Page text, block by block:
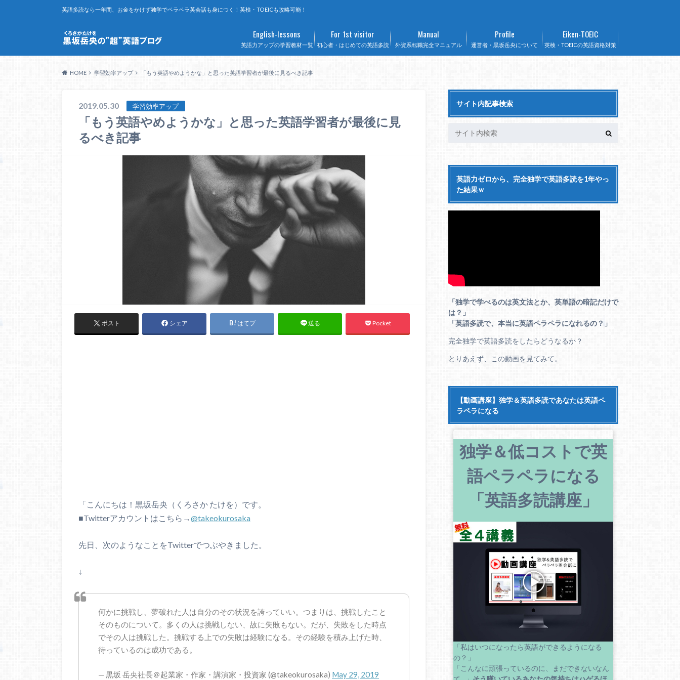
英語多読なら一年間、お金をかけず独学でペラペラ英会話も身につく！英検・TOEICも攻略可能！
英語力アップの学習教材一覧
English-lessons
初心者・はじめての英語多読
For 1st visitor
外資系転職完全マニュアル
Manual
運営者・黒坂岳央について
Profile
英検・TOEICの英語資格対策
Eiken-TOEIC
HOME 学習効率アップ 「もう英語やめようかな」と思った英語学習者が最後に見るべき記事
2019.05.30 学習効率アップ
「もう英語やめようかな」と思った英語学習者が最後に見
るべき記事
ポスト シェア はてブ 送る Pocket
「こんにちは！黒坂岳央（くろさか たけを）です。
■Twitterアカウントはこちら→@takeokurosaka
先日、次のようなことをTwitterでつぶやきました。
↓
何かに挑戦し、夢破れた人は自分のその状況を誇っていい。つまりは、挑戦したこと
そのものについて。多くの人は挑戦しない、故に失敗もない。だが、失敗をした時点
でその人は挑戦した。挑戦する上での失敗は経験になる。その経験を積み上げた時、
待っているのは成功である。
— 黒坂 岳央社長＠起業家・作家・講演家・投資家 (@takeokurosaka) May 29, 2019
サイト内記事検索
英語力ゼロから、完全独学で英語多読を1年やっ
た結果ｗ
「独学で学べるのは英文法とか、英単語の暗記だけで
は？」
「英語多読で、本当に英語ペラペラになれるの？」
完全独学で英語多読をしたらどうなるか？
とりあえず、この動画を見てみて。
【動画講座】独学＆英語多読であなたは英語ペ
ラペラになる
独学＆低コストで英
語ペラペラになる
「英語多読講座」
「私はいつになったら英語ができるようになる
の？」
「こんなに頑張っているのに、まだできないなん